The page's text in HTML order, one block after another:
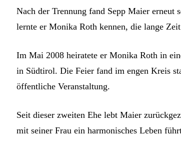
Nach der Trennung fand Sepp Maier erneut
lernte er Monika Roth kennen, die lange
Im Mai 2008 heiratete er Monika Roth in
in Südtirol. Die Feier fand im engen Kreis
öffentliche Veranstaltung.
Seit dieser zweiten Ehe lebt Maier
mit seiner Frau ein harmonisches Leben